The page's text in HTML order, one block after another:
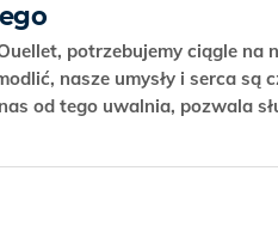
potrzebujemy ciągle
nasze umysły i serca są
od tego uwalnia, pozwala